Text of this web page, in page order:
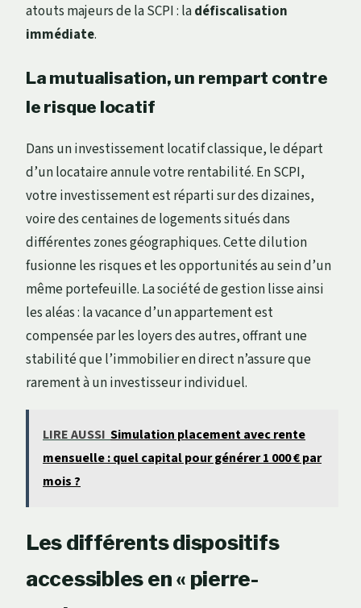
atouts majeurs de la SCPI : ladéfiscalisation
immédiate.
La mutualisation, un rempart contre
le risque locatif
Dans un investissement locatif classique, le départ
d’un locataire annule votre rentabilité. En SCPI,
votre investissement est réparti sur des dizaines,
voire des centaines de logements situés dans
différentes zones géographiques. Cette dilution
fusionne les risques et les opportunités au sein d’un
même portefeuille. La société de gestion lisse ainsi
les aléas : la vacance d’un appartement est
compensée par les loyers des autres, offrant une
stabilité que l’immobilier en direct n’assure que
rarement à un investisseur individuel.
LIRE AUSSI Simulation placement avec rente
mensuelle : quel capital pour générer 1 000 € par
mois ?
Les différents dispositifs
accessibles en « pierre-